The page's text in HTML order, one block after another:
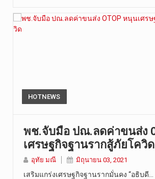
HOTNEWS
พช.จับมือ ปณ.ลดค่าขนส่ง
เศรษฐกิจฐานรากสู้ภัยโควิด
อุทัย มณี มิถุนายน 03, 2021
เสริมแกร่งเศรษฐกิจฐานรากมั่นคง “อธิบดี…